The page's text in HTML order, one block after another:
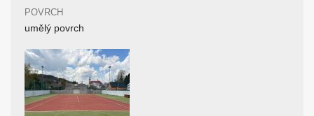
POVRCH
umělý povrch